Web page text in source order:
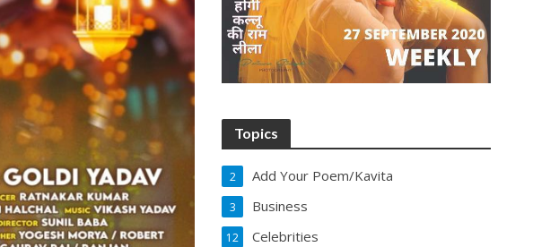
हो रही है शूटिंग
Topics
Add Your Poem/Kavita
2
Business
3
Celebrities
12